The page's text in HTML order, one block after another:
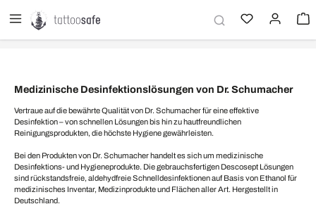
springen
Medizinische Desinfektionslösungen von Dr. Schumacher
Vertraue auf die bewährte Qualität von Dr. Schumacher für eine effektive
Desinfektion – von schnellen Lösungen bis hin zu hautfreundlichen
Reinigungsprodukten, die höchste Hygiene gewährleisten.
Bei den Produkten von Dr. Schumacher handelt es sich um medizinische
Desinfektions- und Hygieneprodukte. Die gebrauchsfertigen Descosept Lösungen
sind rückstandsfreie, aldehydfreie Schnelldesinfektionen auf Basis von Ethanol für
medizinisches Inventar, Medizinprodukte und Flächen aller Art. Hergestellt in
Deutschland.